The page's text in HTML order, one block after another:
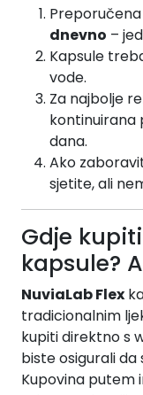
dnevno –
Kapsule
vode.
Za najbolje
kontinuirana
dana.
Ako
sjetite, ali
Gdje
kapsule?
NuviaLab Flex
tradicionalnim
kupiti direktno s
biste osigurali
Kupovina